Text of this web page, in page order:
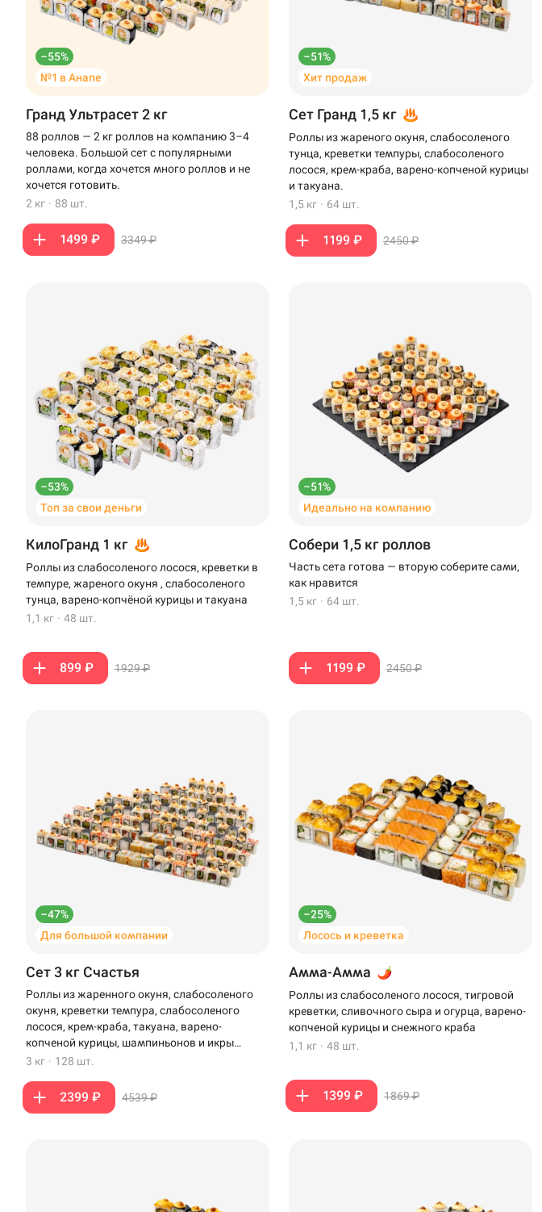
–55%
№1 в Анапе
Гранд Ультрасет 2 кг
88 роллов — 2 кг роллов на компанию 3–4
человека. Большой сет с популярными
роллами, когда хочется много роллов и не
хочется готовить.
2 кг · 88 шт.
1499 ₽ 3349 ₽
–51%
Хит продаж
Сет Гранд 1,5 кг
Роллы из жареного окуня, слабосоленого
тунца, креветки темпуры, слабосоленого
лосося, крем-краба, варено-копченой курицы
и такуана.
1,5 кг · 64 шт.
1199 ₽ 2450 ₽
–53%
Топ за свои деньги
КилоГранд 1 кг
Роллы из слабосоленого лосося, креветки в
темпуре, жареного окуня , слабосоленого
тунца, варено-копчёной курицы и такуана
1,1 кг · 48 шт.
899 ₽ 1929 ₽
–51%
Идеально на компанию
Собери 1,5 кг роллов
Часть сета готова — вторую соберите сами,
как нравится
1,5 кг · 64 шт.
1199 ₽ 2450 ₽
–47%
Для большой компании
Сет 3 кг Счастья
Роллы из жаренного окуня, слабосоленого
окуня, креветки темпура, слабосоленого
лосося, крем-краба, такуана, варено-
копченой курицы, шампиньонов и икры
масаго
3 кг · 128 шт.
2399 ₽ 4539 ₽
–25%
Лосось и креветка
Амма-Амма
Роллы из слабосоленого лосося, тигровой
креветки, сливочного сыра и огурца, варено-
копченой курицы и снежного краба
1,1 кг · 48 шт.
1399 ₽ 1869 ₽
Анапа
Доставка Самовывоз
Омелькова, 28 · Анапа